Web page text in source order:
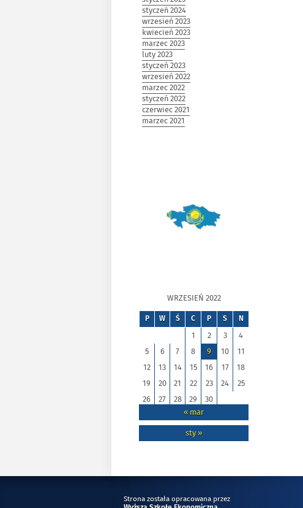
styczeń 2024
wrzesień 2023
kwiecień 2023
marzec 2023
luty 2023
styczeń 2023
wrzesień 2022
marzec 2022
styczeń 2022
czerwiec 2021
marzec 2021
WRZESIEŃ 2022
P W Ś C P S N
1 2 3
4
5
6 7 8 9 10
11
12
13 14 15 16 17
18
19
20 21 22 23 24
25
26
27 28 29
30
« mar
sty »
Strona została opracowana przez